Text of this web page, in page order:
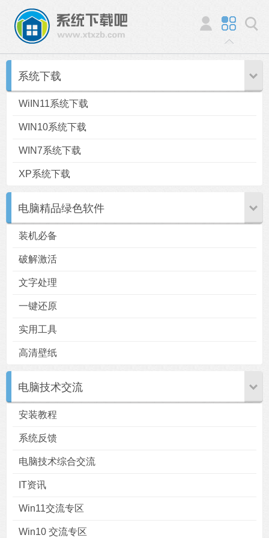
系统下载
WiIN11系统下载
WIN10系统下载
WIN7系统下载
XP系统下载
电脑精品绿色软件
装机必备
破解激活
文字处理
一键还原
实用工具
高清壁纸
电脑技术交流
安装教程
系统反馈
电脑技术综合交流
IT资讯
Win11交流专区
Win10 交流专区